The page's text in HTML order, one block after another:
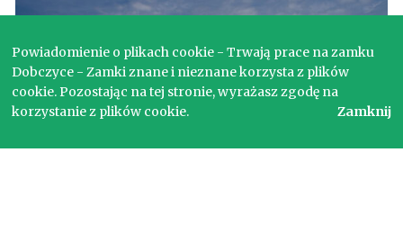
Powiadomienie o plikach cookie - Trwają prace na zamku
Dobczyce - Zamki znane i nieznane korzysta z plików
cookie. Pozostając na tej stronie, wyrażasz zgodę na
korzystanie z plików cookie.
Zamknij